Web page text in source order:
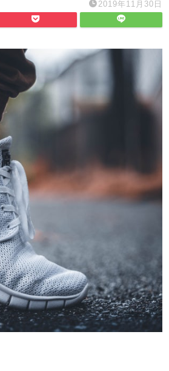
2019年11月30日